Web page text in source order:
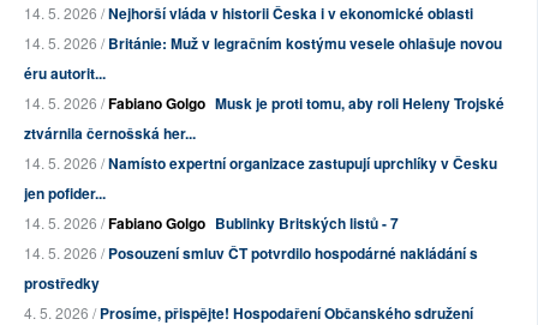
14. 5. 2026 /Nejhorší vláda v historii Česka i v ekonomické oblasti
14. 5. 2026 /Británie: Muž v legračním kostýmu vesele ohlašuje novou
éru autorit...
14. 5. 2026 /Fabiano Golgo Musk je proti tomu, aby roli Heleny Trojské
ztvárnila černošská her...
14. 5. 2026 /Namísto expertní organizace zastupují uprchlíky v Česku
jen pofider...
14. 5. 2026 /Fabiano Golgo Bublinky Britských listů - 7
14. 5. 2026 /Posouzení smluv ČT potvrdilo hospodárné nakládání s
prostředky
4. 5. 2026 /Prosíme, přispějte! Hospodaření Občanského sdružení